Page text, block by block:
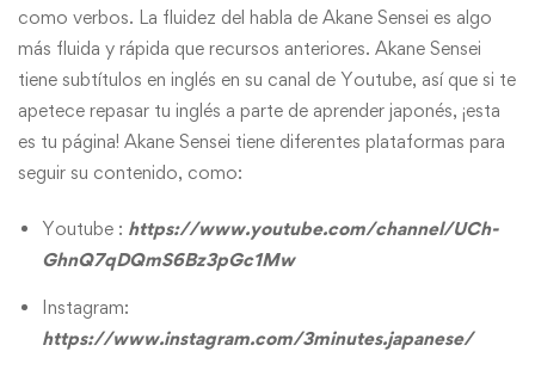
como verbos. La fluidez del habla de Akane Sensei es algo
más fluida y rápida que recursos anteriores. Akane Sensei
tiene subtítulos en inglés en su canal de Youtube, así que si te
apetece repasar tu inglés a parte de aprender japonés, ¡esta
es tu página! Akane Sensei tiene diferentes plataformas para
seguir su contenido, como:
Youtube : https://www.youtube.com/channel/UCh-
GhnQ7qDQmS6Bz3pGc1Mw
Instagram:
https://www.instagram.com/3minutes.japanese/